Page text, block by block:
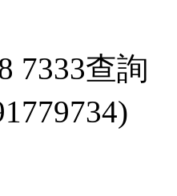
7333查詢